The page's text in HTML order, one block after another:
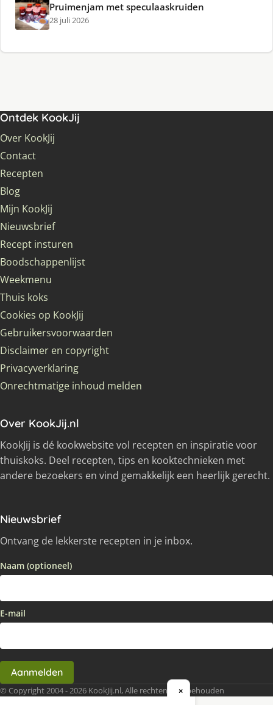
Pruimenjam met speculaaskruiden
28 juli 2026
Ontdek KookJij
Over KookJij
Contact
Recepten
Blog
Mijn KookJij
Nieuwsbrief
Recept insturen
Boodschappenlijst
Weekmenu
Thuis koks
Cookies op KookJij
Gebruikersvoorwaarden
Disclaimer en copyright
Privacyverklaring
Onrechtmatige inhoud melden
Over KookJij.nl
KookJij is dé kookwebsite vol recepten en inspiratie voor
thuiskoks. Deel recepten, tips en kooktechnieken met
andere bezoekers en vind gemakkelijk een heerlijk gerecht.
Nieuwsbrief
Ontvang de lekkerste recepten in je inbox.
Naam (optioneel)
E-mail
Aanmelden
© Copyright 2004 - 2026 KookJij.nl, Alle rechten voorbehouden
×